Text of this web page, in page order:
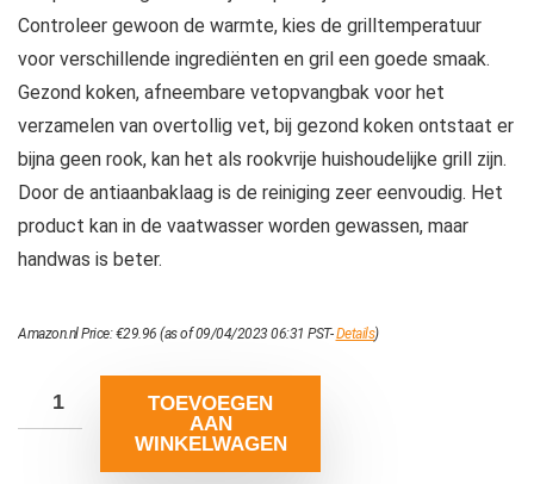
Controleer gewoon de warmte, kies de grilltemperatuur
voor verschillende ingrediënten en gril een goede smaak.
Gezond koken, afneembare vetopvangbak voor het
verzamelen van overtollig vet, bij gezond koken ontstaat er
bijna geen rook, kan het als rookvrije huishoudelijke grill zijn.
Door de antiaanbaklaag is de reiniging zeer eenvoudig. Het
product kan in de vaatwasser worden gewassen, maar
handwas is beter.
Amazon.nl Price:€29.96 (as of 09/04/2023 06:31 PST-Details)
TOEVOEGEN
AAN
WINKELWAGEN